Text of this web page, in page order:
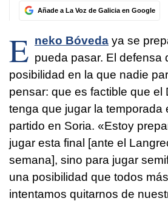
Añade a La Voz de Galicia en Google
E neko Bóveda ya se
pueda pasar. El defensa
posibilidad en la que nadie
pensar: que es factible que el
tenga que jugar la temporada
partido en Soria. «Estoy
jugar esta final [ante el
semana], sino para jugar
una posibilidad que todos
intentamos quitarnos de